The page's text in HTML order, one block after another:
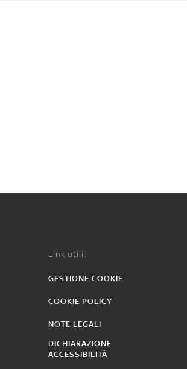
Link utili:
GESTIONE COOKIE
COOKIE POLICY
NOTE LEGALI
DICHIARAZIONE
ACCESSIBILITÀ